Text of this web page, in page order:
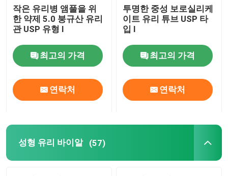
작은 유리병 앰풀을 위
한 약제 5.0 붕규산 유리
관 USP 유형 I
최고의 가격
연락처
투명한 중성 보로실리케
이트 유리 튜브 USP 타
입 I
최고의 가격
연락처
성형 유리 바이알 (57)